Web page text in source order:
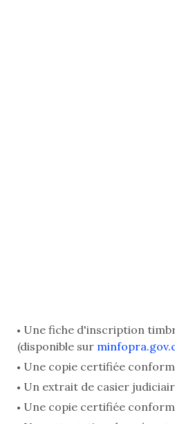
Une fiche d'inscription
(disponible sur
Une copie certifiée
Un extrait de casier
Une copie certifiée